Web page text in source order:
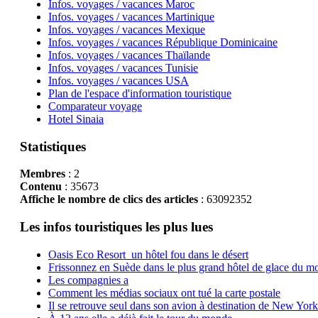
Infos. voyages / vacances Maroc
Infos. voyages / vacances Martinique
Infos. voyages / vacances Mexique
Infos. voyages / vacances République Dominicaine
Infos. voyages / vacances Thaïlande
Infos. voyages / vacances Tunisie
Infos. voyages / vacances USA
Plan de l'espace d'information touristique
Comparateur voyage
Hotel Sinaia
Statistiques
Membres: 2
Contenu : 35673
Affiche le nombre de clics des articles: 63092352
Les infos touristiques les plus lues
Oasis Eco Resort un hôtel fou dans le désert
Frissonnez en Suède dans le plus grand hôtel de glace du
Les compagnies a
Comment les médias sociaux ont tué la carte postale
Il se retrouve seul dans son avion à destination de New York